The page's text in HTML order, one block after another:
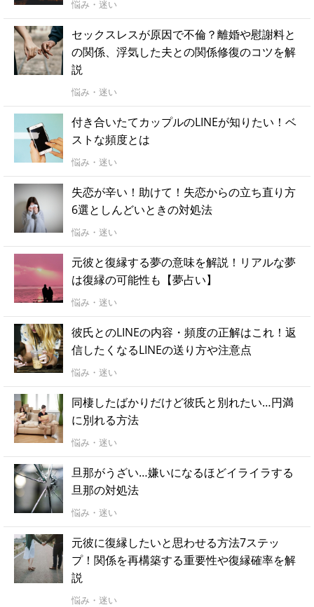
悩み・迷い
セックスレスが原因で不倫？離婚や慰謝料と
の関係、浮気した夫との関係修復のコツを解
説
悩み・迷い
付き合いたてカップルのLINEが知りたい！ベ
ストな頻度とは
悩み・迷い
失恋が辛い！助けて！失恋からの立ち直り方
6選としんどいときの対処法
悩み・迷い
元彼と復縁する夢の意味を解説！リアルな夢
は復縁の可能性も【夢占い】
悩み・迷い
彼氏とのLINEの内容・頻度の正解はこれ！返
信したくなるLINEの送り方や注意点
悩み・迷い
同棲したばかりだけど彼氏と別れたい…円満
に別れる方法
悩み・迷い
旦那がうざい…嫌いになるほどイライラする
旦那の対処法
悩み・迷い
元彼に復縁したいと思わせる方法7ステッ
プ！関係を再構築する重要性や復縁確率を解
説
悩み・迷い